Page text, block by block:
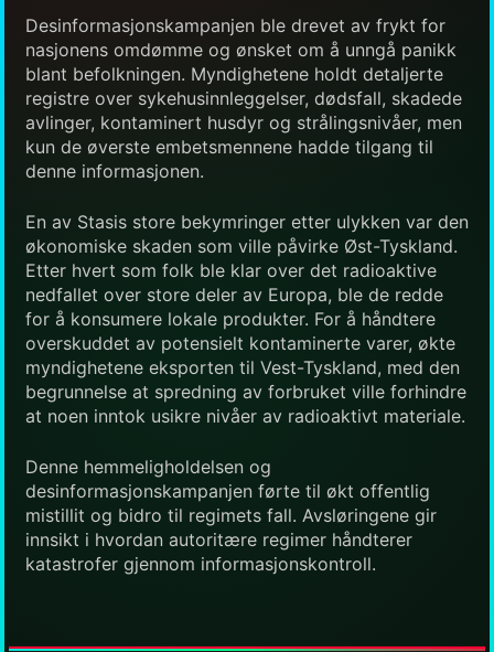
Desinformasjonskampanjen ble drevet av frykt for
nasjonens omdømme og ønsket om å unngå panikk
blant befolkningen. Myndighetene holdt detaljerte
registre over sykehusinnleggelser, dødsfall, skadede
avlinger, kontaminert husdyr og strålingsnivåer, men
kun de øverste embetsmennene hadde tilgang til
denne informasjonen.
En av Stasis store bekymringer etter ulykken var den
økonomiske skaden som ville påvirke Øst-Tyskland.
Etter hvert som folk ble klar over det radioaktive
nedfallet over store deler av Europa, ble de redde
for å konsumere lokale produkter. For å håndtere
overskuddet av potensielt kontaminerte varer, økte
myndighetene eksporten til Vest-Tyskland, med den
begrunnelse at spredning av forbruket ville forhindre
at noen inntok usikre nivåer av radioaktivt materiale.
Denne hemmeligholdelsen og
desinformasjonskampanjen førte til økt offentlig
mistillit og bidro til regimets fall. Avsløringene gir
innsikt i hvordan autoritære regimer håndterer
katastrofer gjennom informasjonskontroll.